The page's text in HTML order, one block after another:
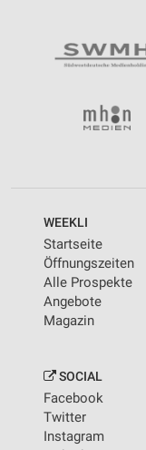
WEEKLI
Startseite
Öffnungszeiten
Alle Prospekte
Angebote
Magazin
SOCIAL
Facebook
Twitter
Instagram